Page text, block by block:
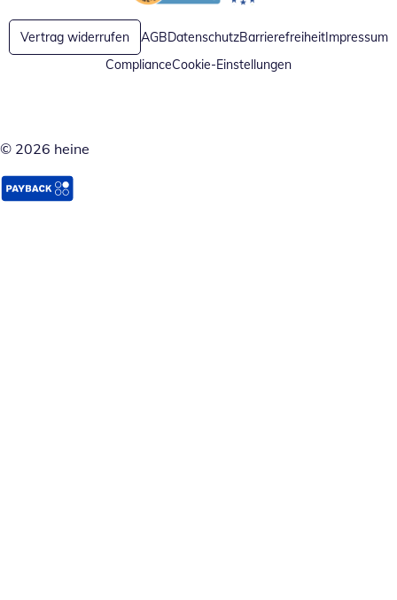
Öffnet in neuem FensterÖffnet in neuem Fenster
Vertrag widerrufen AGBDatenschutzBarrierefreiheitImpressum
ComplianceCookie-Einstellungen
© 2026 heine